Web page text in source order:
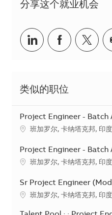
分享这个就业机会
分享到Linkedin
分享到分
类似的职位
Project Engineer -
地点班加罗尔, 卡纳塔克邦, 印度
Project Engineer -
地点班加罗尔, 卡纳塔克邦, 印度
Sr Project Engineer
地点班加罗尔, 卡纳塔克邦, 印度